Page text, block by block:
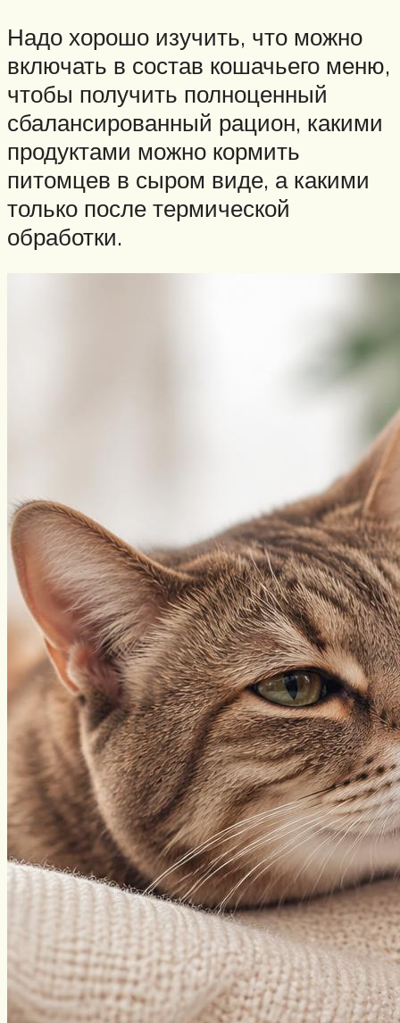
Надо хорошо изучить, что можно
включать в состав кошачьего меню,
чтобы получить полноценный
сбалансированный рацион, какими
продуктами можно кормить
питомцев в сыром виде, а какими
только после термической
обработки.